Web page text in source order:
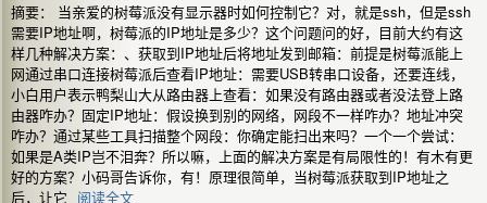
摘要： 当亲爱的树莓派没有显示器时如何控制它？对，就是ssh，但是ssh
需要IP地址啊，树莓派的IP地址是多少？这个问题问的好，目前大约有这
样几种解决方案：、获取到IP地址后将地址发到邮箱：前提是树莓派能上
网通过串口连接树莓派后查看IP地址：需要USB转串口设备，还要连线，
小白用户表示鸭梨山大从路由器上查看：如果没有路由器或者没法登上路
由器咋办？固定IP地址：假设换到别的网络，网段不一样咋办？地址冲突
咋办？通过某些工具扫描整个网段：你确定能扫出来吗？一个一个尝试：
如果是A类IP岂不泪奔？所以嘛，上面的解决方案是有局限性的！有木有更
好的方案？小码哥告诉你，有！原理很简单，当树莓派获取到IP地址之
后，让它 阅读全文